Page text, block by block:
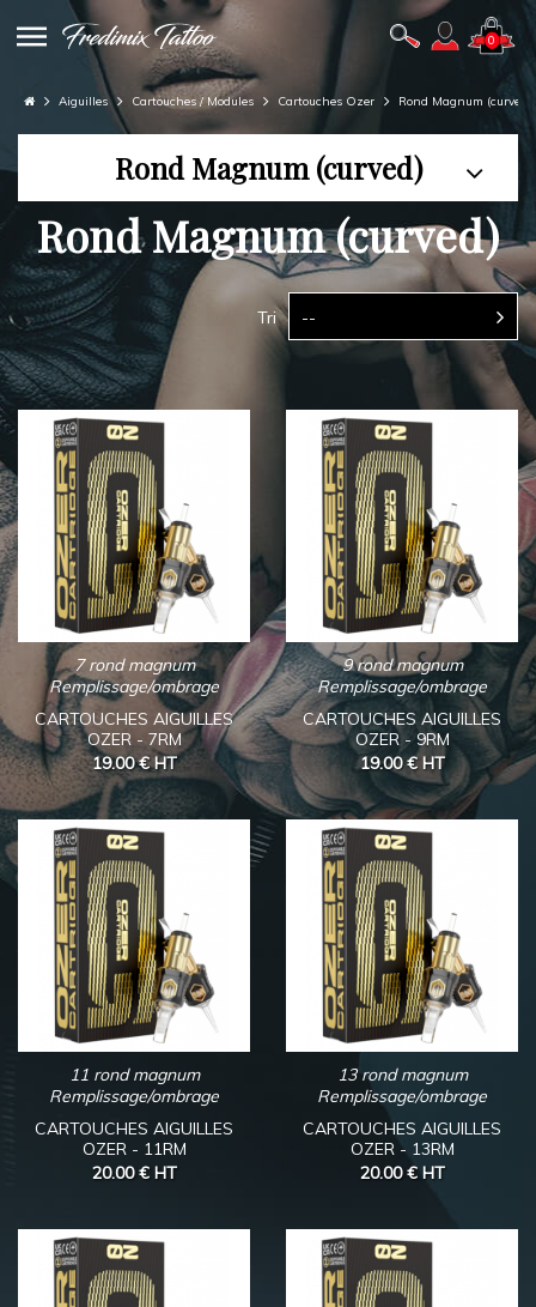
0
Aiguilles Cartouches / Modules Cartouches Ozer Rond Magnum (curved)
Rond Magnum (curved)
Rond Magnum (curved)
Tri --
7 rond magnum
Remplissage/ombrage
CARTOUCHES AIGUILLES
OZER - 7RM
19.00 €HT
9 rond magnum
Remplissage/ombrage
CARTOUCHES AIGUILLES
OZER - 9RM
19.00 €HT
11 rond magnum
Remplissage/ombrage
CARTOUCHES AIGUILLES
OZER - 11RM
20.00 € HT
13 rond magnum
Remplissage/ombrage
CARTOUCHES AIGUILLES
OZER - 13RM
20.00 €HT